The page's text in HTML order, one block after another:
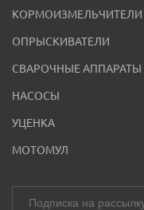
КОРМОИЗМЕЛЬЧИТЕЛИ
ОПРЫСКИВАТЕЛИ
СВАРОЧНЫЕ АППАРАТЫ
НАСОСЫ
УЦЕНКА
МОТОМУЛ